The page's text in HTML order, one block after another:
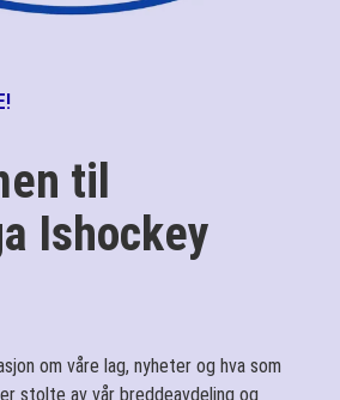
til
Ishockey
om våre lag, nyheter og hva som
stolte av vår breddeavdeling og